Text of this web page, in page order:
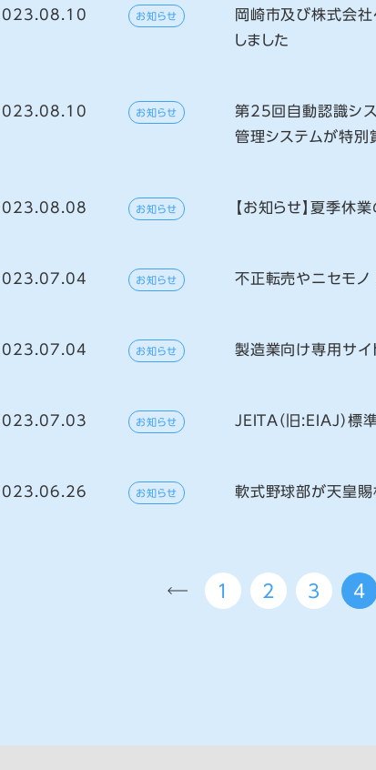
お知らせ
岡崎市及び株式会
しました
お知らせ
第25回自動認識シ
管理システムが特別
お知らせ 【お知らせ】夏季休
お知らせ 不正転売やニセモノ
お知らせ 製造業向け専用サイ
お知らせ ＪＥＩＴＡ（旧:ＥＩＡ
お知らせ 軟式野球部が天皇
1 2 3 4